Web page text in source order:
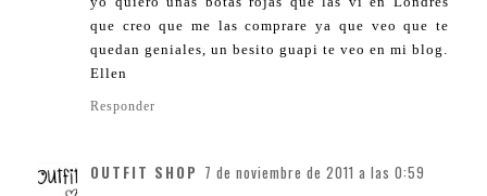
que creo que me las comprare ya que veo que te
quedan geniales, un besito guapi te veo en mi blog.
Ellen
Responder
OUTFIT SHOP 7 de noviembre de 2011 a las 0:59